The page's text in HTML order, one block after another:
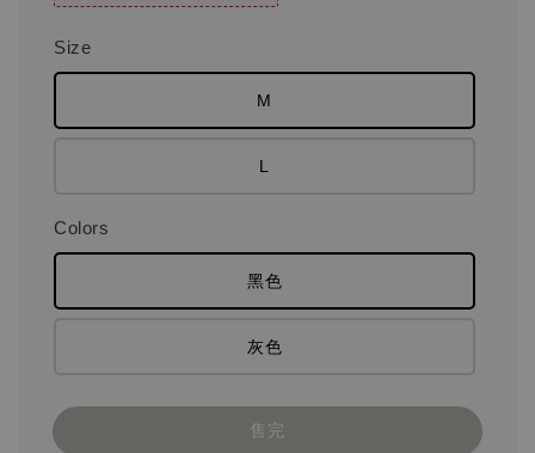
Size
M
L
Colors
黑色
灰色
售完